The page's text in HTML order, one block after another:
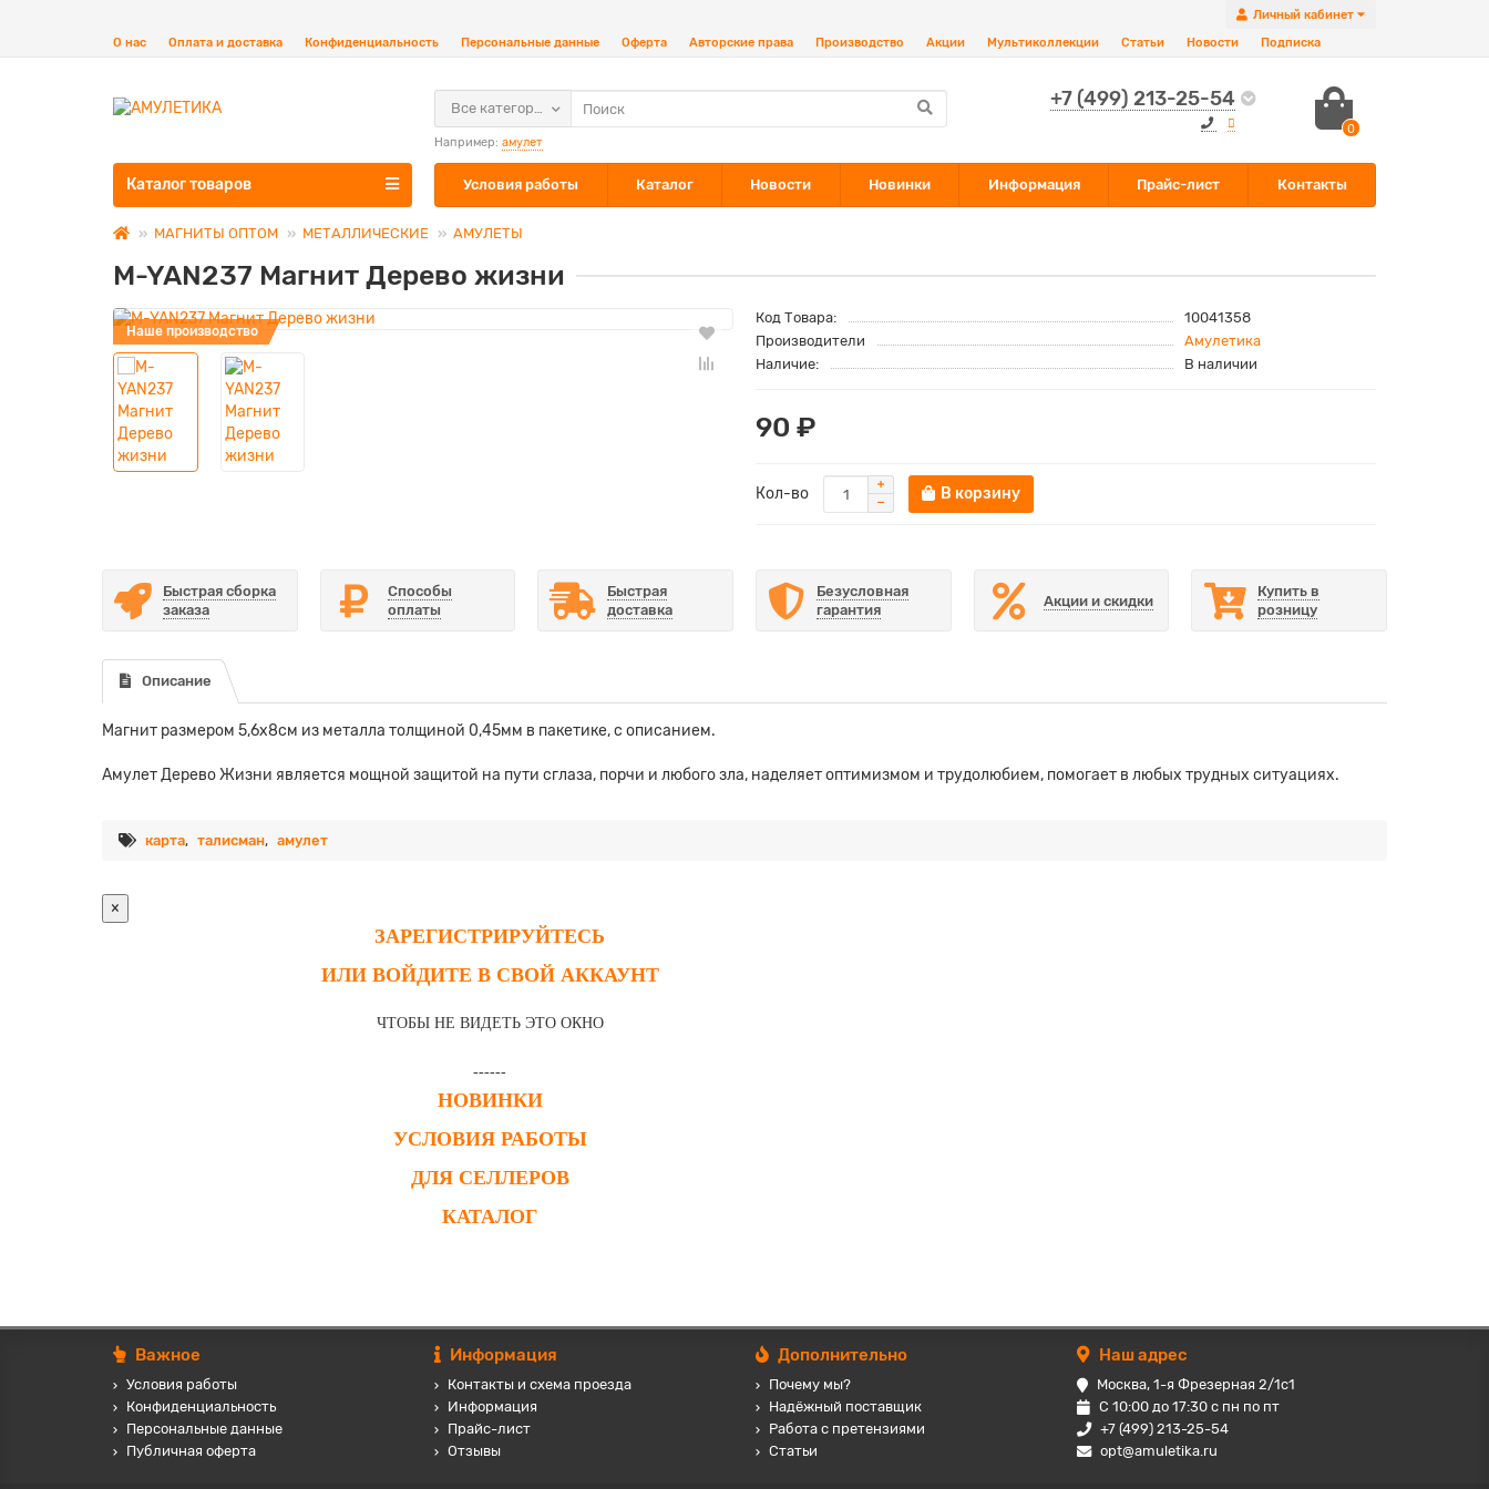
Личный кабинет
О нас
Оплата и доставка Конфиденциальность Персональные данные Оферта Авторские права Производство Акции Мультиколлекции Статьи Новости Подписка
+7 (499) 213-25-54
0
Все категории
Например: амулет
Каталог товаров Условия работы Каталог Новости Новинки Информация Прайс-лист Контакты
МАГНИТЫ ОПТОМ МЕТАЛЛИЧЕСКИЕ АМУЛЕТЫ
M-YAN237 Магнит Дерево жизни
Наше производство
Код Товара:
10041358
Производители
Амулетика
Наличие:
В наличии
90 ₽
Кол-во В корзину
Быстрая сборка
заказа
Способы
оплаты
Быстрая
доставка
Безусловная
гарантия
Акции и скидки
Купить в
розницу
Описание
Магнит размером 5,6х8см из металла толщиной 0,45мм в пакетике, с описанием.
Амулет Дерево Жизни является мощной защитой на пути сглаза, порчи и любого зла, наделяет оптимизмом и трудолюбием, помогает в любых трудных ситуациях.
карта, талисман, амулет
×
ЗАРЕГИСТРИРУЙТЕСЬ
ИЛИ ВОЙДИТЕ В СВОЙ АККАУНТ
ЧТОБЫ НЕ ВИДЕТЬ ЭТО ОКНО
------
НОВИНКИ
УСЛОВИЯ РАБОТЫ
ДЛЯ СЕЛЛЕРОВ
КАТАЛОГ
Важное
Условия работы
Конфиденциальность
Персональные данные
Публичная оферта
Информация
Контакты и схема проезда
Информация
Прайс-лист
Отзывы
Дополнительно
Почему мы?
Надёжный поставщик
Работа с претензиями
Статьи
Наш адрес
Москва, 1-я Фрезерная 2/1с1
С 10:00 до 17:30 с пн по пт
+7 (499) 213-25-54
opt@amuletika.ru